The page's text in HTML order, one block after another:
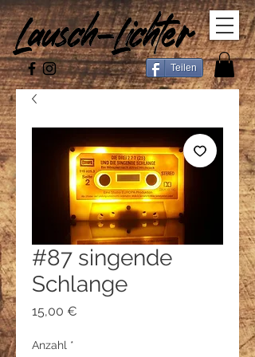
Teilen
#87 singende
Schlange
15,00 €
Anzahl *